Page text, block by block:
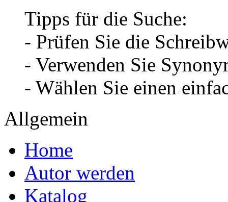
Tipps für die Suche:
- Prüfen Sie die
- Verwenden Sie
- Wählen Sie einen
Allgemein
Home
Autor werden
Katalog